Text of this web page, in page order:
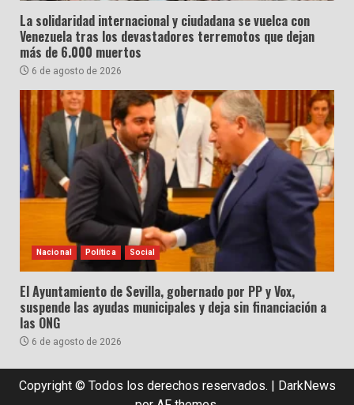
La solidaridad internacional y ciudadana se vuelca con
Venezuela tras los devastadores terremotos que dejan
más de 6.000 muertos
6 de agosto de 2026
Nacional Política Social
El Ayuntamiento de Sevilla, gobernado por PP y Vox,
suspende las ayudas municipales y deja sin financiación a
las ONG
6 de agosto de 2026
Copyright © Todos los derechos reservados. | DarkNews